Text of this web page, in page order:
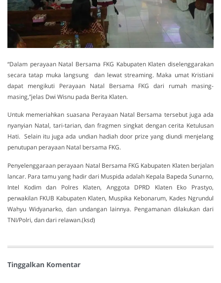
“Dalam perayaan Natal Bersama FKG Kabupaten Klaten diselenggarakan
secara tatap muka langsung dan lewat streaming. Maka umat Kristiani
dapat mengikuti Perayaan Natal Bersama FKG dari rumah masing-
masing,”jelas Dwi Wisnu pada Berita Klaten.
Untuk memeriahkan suasana Perayaan Natal Bersama tersebut juga ada
nyanyian Natal, tari-tarian, dan fragmen singkat dengan cerita Ketulusan
Hati. Selain itu juga ada undian hadiah door prize yang diundi menjelang
penutupan perayaan Natal bersama FKG.
Penyelenggaraan perayaan Natal Bersama FKG Kabupaten Klaten berjalan
lancar. Para tamu yang hadir dari Muspida adalah Kepala Bapeda Sunarno,
Intel Kodim dan Polres Klaten, Anggota DPRD Klaten Eko Prastyo,
perwakilan FKUB Kabupaten Klaten, Muspika Kebonarum, Kades Ngrundul
Wahyu Widyanarko, dan undangan lainnya. Pengamanan dilakukan dari
TNI/Polri, dan dari relawan.(ksd)
Tinggalkan Komentar